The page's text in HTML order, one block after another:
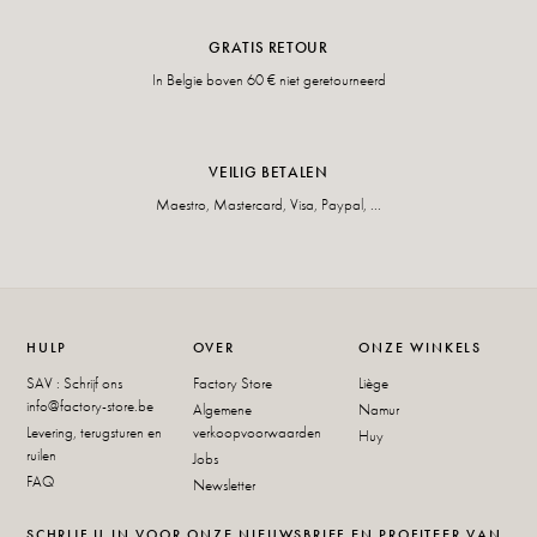
GRATIS RETOUR
In Belgie boven 60 € niet geretourneerd
VEILIG BETALEN
Maestro, Mastercard, Visa, Paypal, ...
HULP
SAV : Schrijf ons
info@factory-store.be
Levering, terugsturen en
ruilen
FAQ
OVER
Factory Store
Algemene
verkoopvoorwaarden
Jobs
Newsletter
ONZE WINKELS
Liège
Namur
Huy